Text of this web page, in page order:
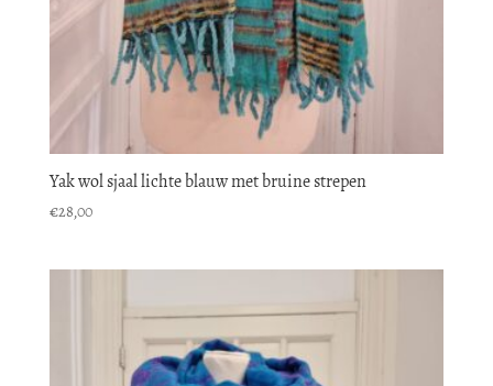
Yak wol sjaal lichte blauw met bruine strepen
€28,00